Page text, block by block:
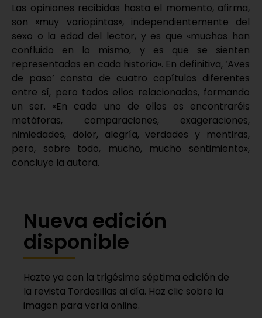
Las opiniones recibidas hasta el momento, afirma,
son «muy variopintas», independientemente del
sexo o la edad del lector, y es que «muchas han
confluido en lo mismo, y es que se sienten
representadas en cada historia». En definitiva, ‘Aves
de paso’ consta de cuatro capítulos diferentes
entre sí, pero todos ellos relacionados, formando
un ser. «En cada uno de ellos os encontraréis
metáforas, comparaciones, exageraciones,
nimiedades, dolor, alegría, verdades y mentiras,
pero, sobre todo, mucho, mucho sentimiento»,
concluye la autora.
Nueva edición
disponible
Hazte ya con la trigésimo séptima edición de
la revista Tordesillas al día. Haz clic sobre la
imagen para verla online.